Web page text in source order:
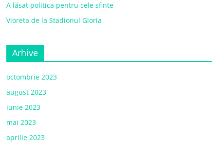
A lăsat politica pentru cele sfinte
Vioreta de la Stadionul Gloria
Arhive
octombrie 2023
august 2023
iunie 2023
mai 2023
aprilie 2023